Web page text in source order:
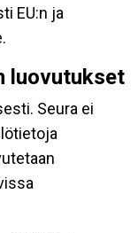
EU:n ja
luovutukset
Seura ei